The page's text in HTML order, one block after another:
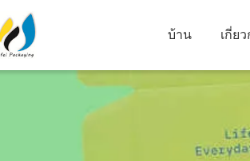
บ้าน เกี่ย